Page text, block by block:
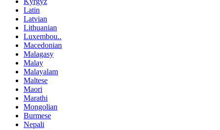
Latin
Latvian
Lithuanian
Luxembou..
Macedonian
Malagasy
Malay
Malayalam
Maltese
Maori
Marathi
Mongolian
Burmese
Nepali